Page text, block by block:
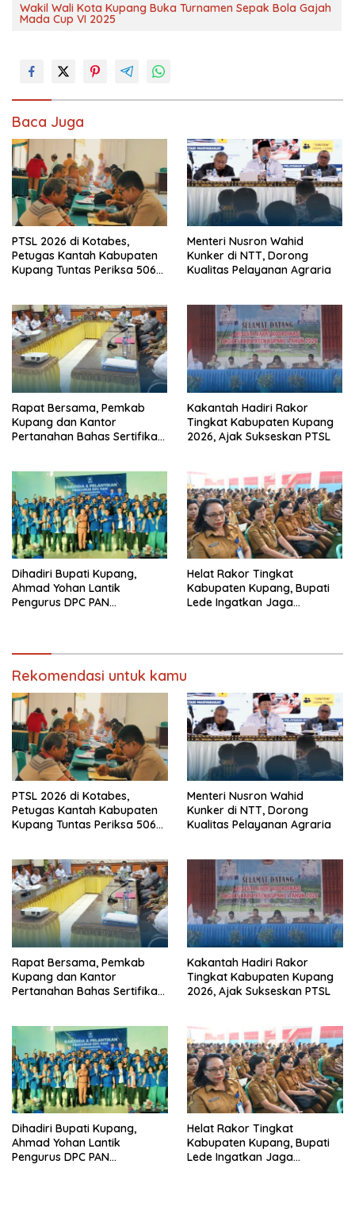
Wakil Wali Kota Kupang Buka Turnamen Sepak Bola Gajah
Mada Cup VI 2025
Baca Juga
PTSL 2026 di Kotabes,
Petugas Kantah Kabupaten
Kupang Tuntas Periksa 506
Menteri Nusron Wahid
Kunker di NTT, Dorong
Kualitas Pelayanan Agraria
Rapat Bersama, Pemkab
Kupang dan Kantor
Pertanahan Bahas Sertifikasi
Kakantah Hadiri Rakor
Tingkat Kabupaten Kupang
2026, Ajak Sukseskan PTSL
Dihadiri Bupati Kupang,
Ahmad Yohan Lantik
Pengurus DPC PAN
Helat Rakor Tingkat
Kabupaten Kupang, Bupati
Lede Ingatkan Jaga
Rekomendasi untuk kamu
PTSL 2026 di Kotabes,
Petugas Kantah Kabupaten
Kupang Tuntas Periksa 506
Menteri Nusron Wahid
Kunker di NTT, Dorong
Kualitas Pelayanan Agraria
Rapat Bersama, Pemkab
Kupang dan Kantor
Pertanahan Bahas Sertifikasi
Kakantah Hadiri Rakor
Tingkat Kabupaten Kupang
2026, Ajak Sukseskan PTSL
Dihadiri Bupati Kupang,
Ahmad Yohan Lantik
Pengurus DPC PAN
Helat Rakor Tingkat
Kabupaten Kupang, Bupati
Lede Ingatkan Jaga